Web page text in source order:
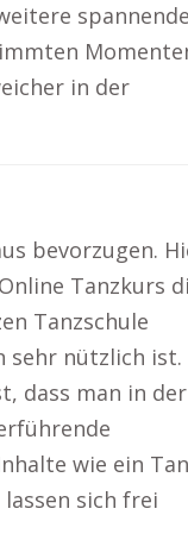
spannende
in der
bevorzugen.
Tanzkurs
Tanzschule
sehr nützlich ist.
dass man in der
wie ein
sich frei